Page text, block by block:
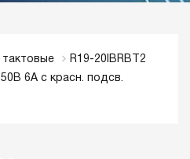
тактовые
R19-20IBRBT2
6A с красн. подсв.